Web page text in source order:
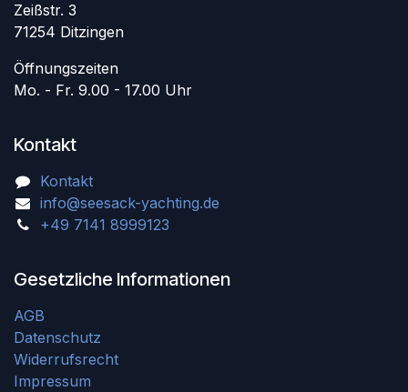
Zeißstr. 3
71254 Ditzingen
Öffnungszeiten
Mo. - Fr. 9.00 - 17.00 Uhr
Kontakt
Kontakt
info@seesack-yachting.de
+49 7141 8999123
Gesetzliche Informationen
AGB
Datenschutz
Widerrufsrecht
Impressum